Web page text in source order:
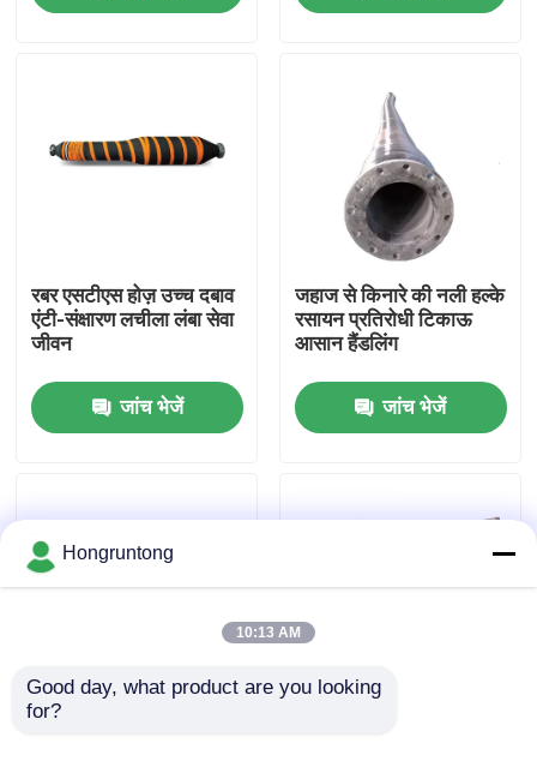
उत्पाद
हमारे बारे में
कारखाना भ्रमण
एक उद्धरण का अनुरोध करें
योकोहामा रबर फेंडर
रबर एसटीएस होज़ उच्च दबाव
एंटी-संक्षारण लचीला लंबा सेवा
जीवन
जांच भेजें
जहाज से किनारे की नली हल्के
रसायन प्रतिरोधी टिकाऊ
आसान हैंडलिंग
जांच भेजें
समुद्री स्थानांतरण नली गर्मी
Hongruntong
10:13 AM
Good day, what product are you looking
for?